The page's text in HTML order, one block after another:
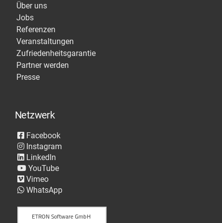
Über uns
Jobs
Referenzen
Veranstaltungen
Zufriedenheitsgarantie
Partner werden
Presse
Netzwerk
Facebook
Instagram
LinkedIn
YouTube
Vimeo
WhatsApp